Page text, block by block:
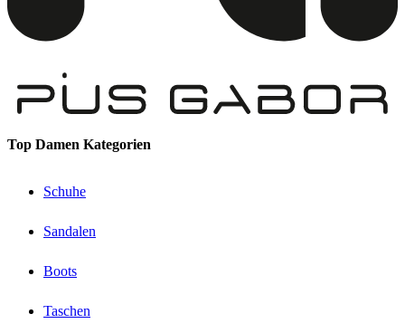
Top Damen Kategorien
Schuhe
Sandalen
Boots
Taschen